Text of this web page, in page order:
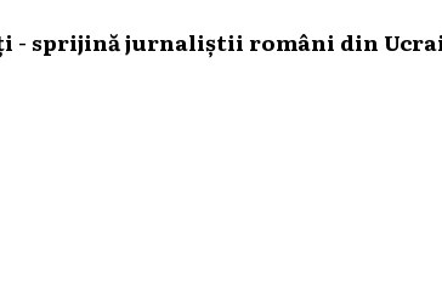
- sprijină jurnaliștii români din